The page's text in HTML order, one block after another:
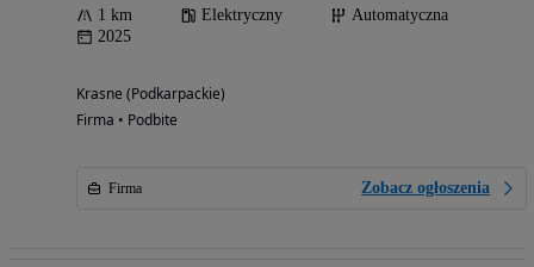
1 km Elektryczny
Automatyczna
2025
Krasne (Podkarpackie)
Firma • Podbite
Firma Zobacz ogłoszenia